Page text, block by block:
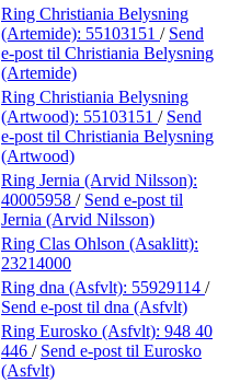
Ring Christiania Belysning
(Artemide): 55103151 / Send
e-post til Christiania Belysning
(Artemide)
Ring Christiania Belysning
(Artwood): 55103151 / Send
e-post til Christiania Belysning
(Artwood)
Ring Jernia (Arvid Nilsson):
40005958 / Send e-post til
Jernia (Arvid Nilsson)
Ring Clas Ohlson (Asaklitt):
23214000
Ring dna (Asfvlt): 55929114 /
Send e-post til dna (Asfvlt)
Ring Eurosko (Asfvlt): 948 40
446 / Send e-post til Eurosko
(Asfvlt)